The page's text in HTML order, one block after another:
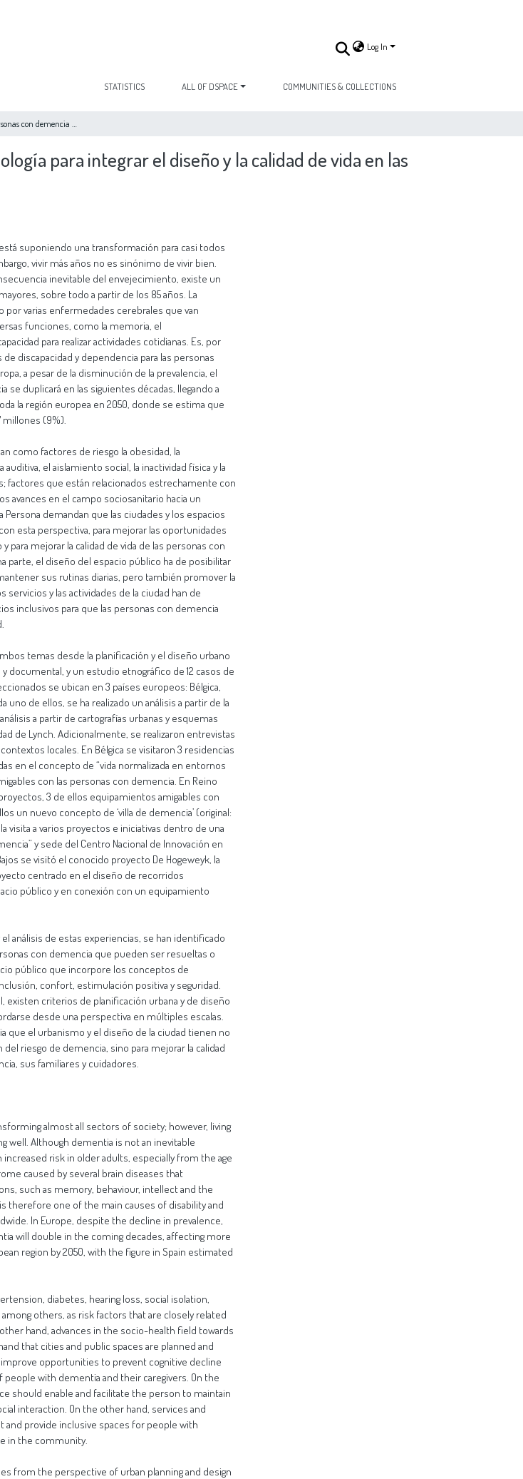
Log In
COMMUNITIES & COLLECTIONS
ALL OF DSPACE
STATISTICS
para integrar el diseño y la calidad de vida en las
suponiendo una transformación para casi todos
vivir más años no es sinónimo de vivir bien.
inevitable del envejecimiento, existe un
sobre todo a partir de los 85 años. La
varias enfermedades cerebrales que van
funciones, como la memoria, el
para realizar actividades cotidianas. Es, por
discapacidad y dependencia para las personas
a pesar de la disminución de la prevalencia, el
duplicará en las siguientes décadas, llegando a
la región europea en 2050, donde se estima que
millones (9%).
como factores de riesgo la obesidad, la
el aislamiento social, la inactividad física y la
factores que están relacionados estrechamente con
avances en el campo sociosanitario hacia un
demandan que las ciudades y los espacios
esta perspectiva, para mejorar las oportunidades
para mejorar la calidad de vida de las personas con
parte, el diseño del espacio público ha de posibilitar
sus rutinas diarias, pero también promover la
servicios y las actividades de la ciudad han de
inclusivos para que las personas con demencia
temas desde la planificación y el diseño urbano
documental, y un estudio etnográfico de 12 casos de
se ubican en 3 países europeos: Bélgica,
uno de ellos, se ha realizado un análisis a partir de la
a partir de cartografías urbanas y esquemas
de Lynch. Adicionalmente, se realizaron entrevistas
locales. En Bélgica se visitaron 3 residencias
en el concepto de “vida normalizada en entornos
con las personas con demencia. En Reino
3 de ellos equipamientos amigables con
un nuevo concepto de ‘villa de demencia’ (original:
visita a varios proyectos e iniciativas dentro de una
y sede del Centro Nacional de Innovación en
se visitó el conocido proyecto De Hogeweyk, la
centrado en el diseño de recorridos
público y en conexión con un equipamiento
análisis de estas experiencias, se han identificado
con demencia que pueden ser resueltas o
público que incorpore los conceptos de
confort, estimulación positiva y seguridad.
existen criterios de planificación urbana y de diseño
desde una perspectiva en múltiples escalas.
que el urbanismo y el diseño de la ciudad tienen no
riesgo de demencia, sino para mejorar la calidad
sus familiares y cuidadores.
almost all sectors of society; however, living
well. Although dementia is not an inevitable
risk in older adults, especially from the age
caused by several brain diseases that
such as memory, behaviour, intellect and the
therefore one of the main causes of disability and
In Europe, despite the decline in prevalence,
will double in the coming decades, affecting more
region by 2050, with the figure in Spain estimated
diabetes, hearing loss, social isolation,
others, as risk factors that are closely related
hand, advances in the socio-health field towards
that cities and public spaces are planned and
opportunities to prevent cognitive decline
with dementia and their caregivers. On the
should enable and facilitate the person to maintain
interaction. On the other hand, services and
and provide inclusive spaces for people with
in the community.
from the perspective of urban planning and design